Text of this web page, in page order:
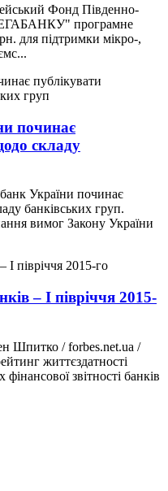
Фонд Південно-
програмне
для підтримки мікро-,
починає
складу
України починає
банківських груп.
вимог Закону України
– І півріччя 2015-
Шпитко / forbes.net.ua /
життєздатності
звітності банків